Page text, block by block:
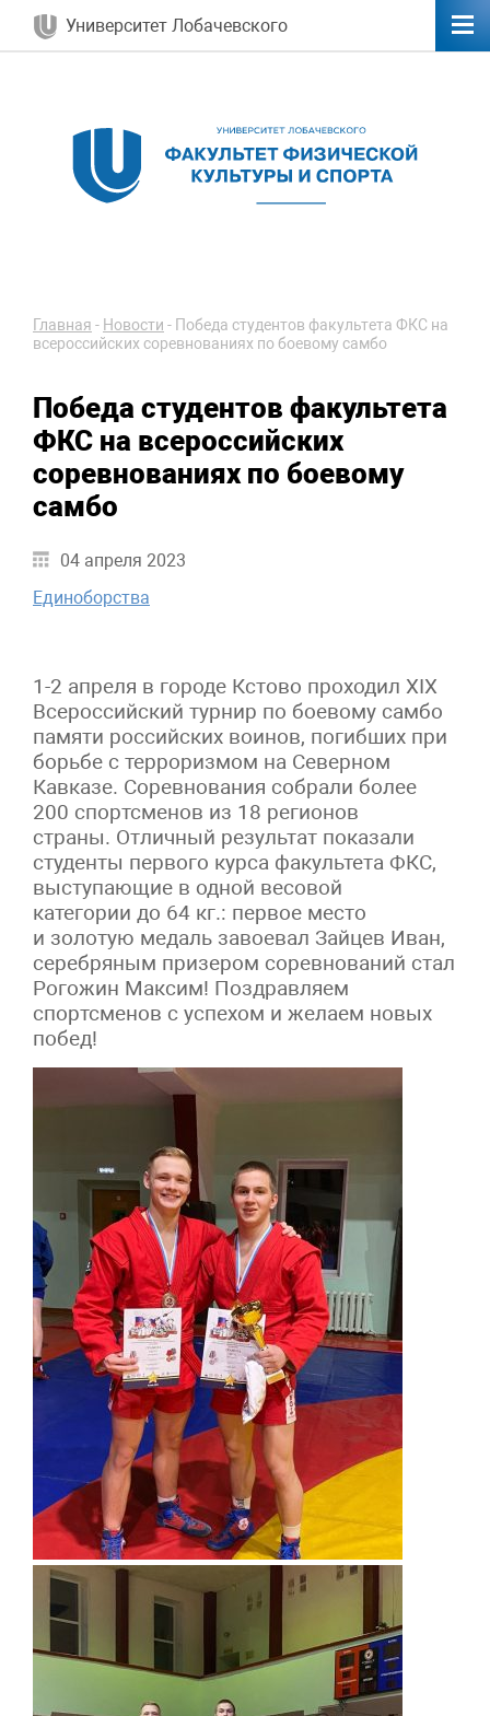
Университет Лобачевского
Главная - Новости - Победа студентов факультета ФКС на
всероссийских соревнованиях по боевому самбо
Победа студентов факультета
ФКС на всероссийских
соревнованиях по боевому
самбо
04 апреля 2023
Единоборства
1-2 апреля в городе Кстово проходил XIX
Всероссийский турнир по боевому самбо
памяти российских воинов, погибших при
борьбе с терроризмом на Северном
Кавказе. Соревнования собрали более
200 спортсменов из 18 регионов
страны. Отличный результат показали
студенты первого курса факультета ФКС,
выступающие в одной весовой
категории до 64 кг.: первое место
и золотую медаль завоевал Зайцев Иван,
серебряным призером соревнований стал
Рогожин Максим! Поздравляем
спортсменов с успехом и желаем новых
побед!